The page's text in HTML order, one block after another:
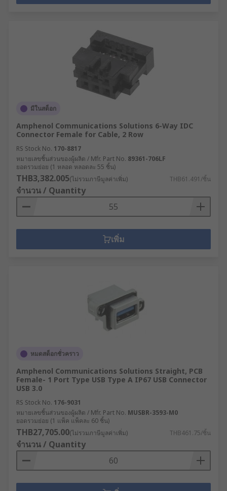
มีในสต็อก
Amphenol Communications Solutions 6-Way IDC
Connector Female for Cable, 2 Row
RS Stock No. 170-8817
หมายเลขชิ้นส่วนของผู้ผลิต / Mfr. Part No. 89361-706LF
ยอดรวมย่อย (1 หลอด หลอดละ 55 ชิ้น)
THB3,382.005(ไม่รวมภาษีมูลค่าเพิ่ม) THB61.491/ชิ้น
จำนวน / Quantity
เพิ่ม
หมดสต็อกชั่วคราว
Amphenol Communications Solutions Straight, PCB
Female- 1 Port Type USB Type A IP67 USB Connector
USB 3.0
RS Stock No. 176-9031
หมายเลขชิ้นส่วนของผู้ผลิต / Mfr. Part No. MUSBR-3593-M0
ยอดรวมย่อย (1 แพ็ค แพ็คละ 60 ชิ้น)
THB27,705.00(ไม่รวมภาษีมูลค่าเพิ่ม) THB461.75/ชิ้น
จำนวน / Quantity